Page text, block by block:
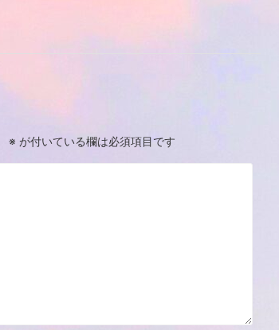
※ が付いている欄は必須項目です